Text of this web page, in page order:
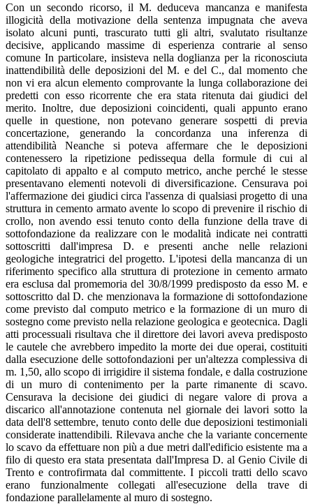
Con un secondo ricorso, il M. deduceva mancanza e manifesta
illogicità della motivazione della sentenza impugnata che aveva
isolato alcuni punti, trascurato tutti gli altri, svalutato risultanze
decisive, applicando massime di esperienza contrarie al senso
comune In particolare, insisteva nella doglianza per la riconosciuta
inattendibilità delle deposizioni del M. e del C., dal momento che
non vi era alcun elemento comprovante la lunga collaborazione dei
predetti con esso ricorrente che era stata ritenuta dai giudici del
merito. Inoltre, due deposizioni coincidenti, quali appunto erano
quelle in questione, non potevano generare sospetti di previa
concertazione, generando la concordanza una inferenza di
attendibilità Neanche si poteva affermare che le deposizioni
contenessero la ripetizione pedissequa della formule di cui al
capitolato di appalto e al computo metrico, anche perché le stesse
presentavano elementi notevoli di diversificazione. Censurava poi
l'affermazione dei giudici circa l'assenza di qualsiasi progetto di una
struttura in cemento armato avente lo scopo di prevenire il rischio di
crollo, non avendo essi tenuto conto della funzione della trave di
sottofondazione da realizzare con le modalità indicate nei contratti
sottoscritti dall'impresa D. e presenti anche nelle relazioni
geologiche integratrici del progetto. L'ipotesi della mancanza di un
riferimento specifico alla struttura di protezione in cemento armato
era esclusa dal promemoria del 30/8/1999 predisposto da esso M. e
sottoscritto dal D. che menzionava la formazione di sottofondazione
come previsto dal computo metrico e la formazione di un muro di
sostegno come previsto nella relazione geologica e geotecnica. Dagli
atti processuali risultava che il direttore dei lavori aveva predisposto
le cautele che avrebbero impedito la morte dei due operai, costituiti
dalla esecuzione delle sottofondazioni per un'altezza complessiva di
m. 1,50, allo scopo di irrigidire il sistema fondale, e dalla costruzione
di un muro di contenimento per la parte rimanente di scavo.
Censurava la decisione dei giudici di negare valore di prova a
discarico all'annotazione contenuta nel giornale dei lavori sotto la
data dell'8 settembre, tenuto conto delle due deposizioni testimoniali
considerate inattendibili. Rilevava anche che la variante concernente
lo scavo da effettuare non più a due metri dall'edificio esistente ma a
filo di questo era stata presentata dall'Impresa D. al Genio Civile di
Trento e controfirmata dal committente. I piccoli tratti dello scavo
erano funzionalmente collegati all'esecuzione della trave di
fondazione parallelamente al muro di sostegno.